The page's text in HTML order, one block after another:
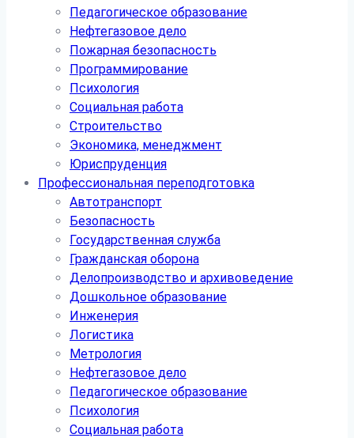
Педагогическое образование
Нефтегазовое дело
Пожарная безопасность
Программирование
Психология
Социальная работа
Строительство
Экономика, менеджмент
Юриспруденция
Профессиональная переподготовка
Автотранспорт
Безопасность
Государственная служба
Гражданская оборона
Делопроизводство и архивоведение
Дошкольное образование
Инженерия
Логистика
Метрология
Нефтегазовое дело
Педагогическое образование
Психология
Социальная работа